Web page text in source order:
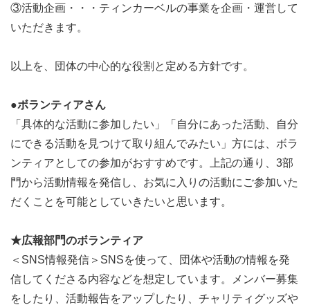
③活動企画・・・ティンカーベルの事業を企画・運営して
いただきます。
以上を、団体の中心的な役割と定める方針です。
●ボランティアさん
「具体的な活動に参加したい」「自分にあった活動、自分
にできる活動を見つけて取り組んでみたい」方には、ボラ
ンティアとしての参加がおすすめです。上記の通り、3部
門から活動情報を発信し、お気に入りの活動にご参加いた
だくことを可能としていきたいと思います。
★広報部門のボランティア
＜SNS情報発信＞SNSを使って、団体や活動の情報を発
信してくださる内容などを想定しています。メンバー募集
をしたり、活動報告をアップしたり、チャリティグッズや